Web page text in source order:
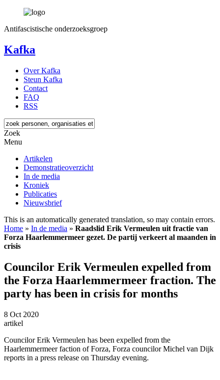
Antifascistische onderzoeksgroep
Kafka
Over Kafka
Steun Kafka
Contact
FAQ
RSS
Zoek
Menu
Artikelen
Demonstratieoverzicht
In de media
Kroniek
Publicaties
Nieuwsbrief
This is an automatically generated translation, so may contain errors.
Home » In de media » Raadslid Erik Vermeulen uit fractie van
Forza Haarlemmermeer gezet. De partij verkeert al maanden in
crisis
Councilor Erik Vermeulen expelled from
the Forza Haarlemmermeer fraction. The
party has been in crisis for months
8 Oct 2020
artikel
Councilor Erik Vermeulen has been expelled from the
Haarlemmermeer faction of Forza, Forza councilor Michel van Dijk
reports in a press release on Thursday evening.